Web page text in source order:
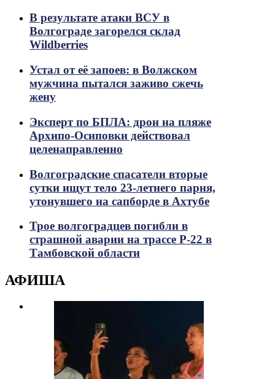
В результате атаки ВСУ в
Волгограде загорелся склад
Wildberries
Устал от её запоев: в Волжском
мужчина пытался заживо сжечь
жену
Эксперт по БПЛА: дрон на пляже
Архипо-Осиповки действовал
целенаправленно
Волгоградские спасатели вторые
сутки ищут тело 23-летнего парня,
утонувшего на сапборде в Ахтубе
Трое волгоградцев погибли в
страшной аварии на трассе Р-22 в
Тамбовской области
АФИША